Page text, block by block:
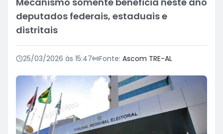
deputados federais, estaduais e
distritais
25/03/2026 às 15:47 Fonte: Ascom TRE-AL